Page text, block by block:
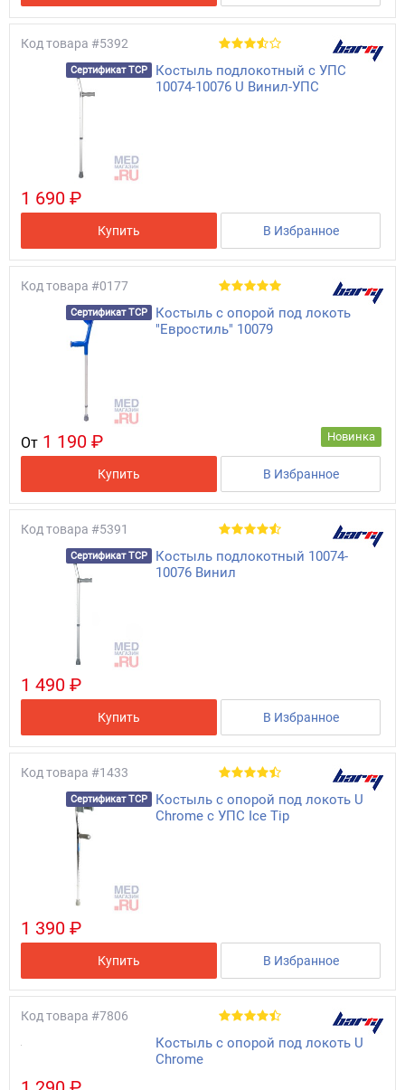
Код товара #5392
Сертификат ТСР
Костыль подлокотный с УПС
10074-10076 U Винил-УПС
1 690 ₽
Купить В Избранное
Код товара #0177
Сертификат ТСР
Костыль с опорой под локоть
"Евростиль" 10079
Новинка
От 1 190 ₽
Купить В Избранное
Код товара #5391
Сертификат ТСР
Костыль подлокотный 10074-
10076 Винил
1 490 ₽
Купить В Избранное
Код товара #1433
Сертификат ТСР
Костыль с опорой под локоть U
Chrome c УПС Ice Tip
1 390 ₽
Купить В Избранное
Код товара #7806
Костыль с опорой под локоть U
Chrome